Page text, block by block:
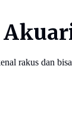
rakus dan